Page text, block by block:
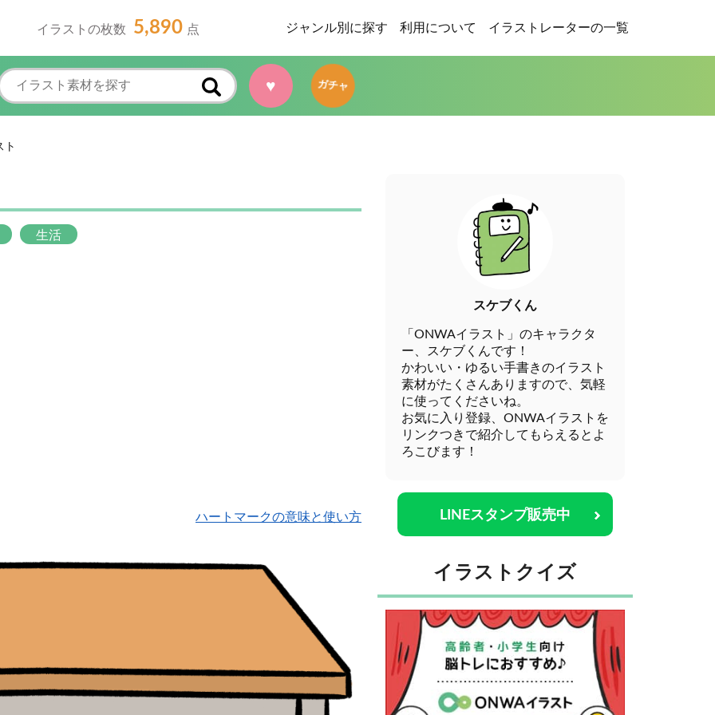
イラストの枚数 5,890 点 ジャンル別に探す 利用について イラストレーターの一覧
♥ ガチャ
ト
生活
ハートマークの意味と使い方
スケブくん
「ONWAイラスト」のキャラクタ
ー、スケブくんです！
かわいい・ゆるい手書きのイラスト
素材がたくさんありますので、気軽
に使ってくださいね。
お気に入り登録、ONWAイラストを
リンクつきで紹介してもらえるとよ
ろこびます！
LINEスタンプ販売中
イラストクイズ